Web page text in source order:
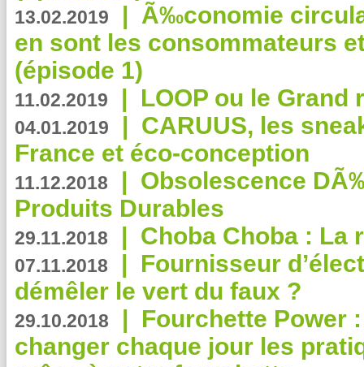
13.02.2019 | Ã‰conomie
en sont les consommateurs
(épisode 1)
11.02.2019 | LOOP ou le Grand
04.01.2019 | CARUUS, les
France et éco-conception
11.12.2018 | Obsolescence
Produits Durables
29.11.2018 | Choba Choba : La
07.11.2018 | Fournisseur
démêler le vert du faux ?
29.10.2018 | Fourchette Power
changer chaque jour les